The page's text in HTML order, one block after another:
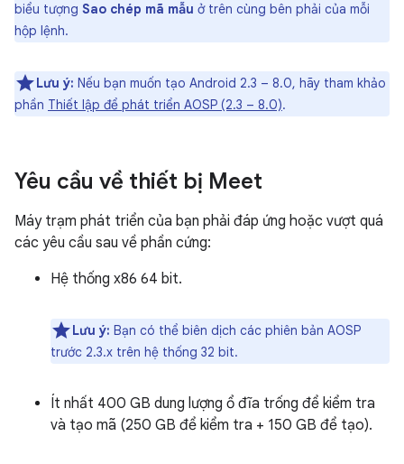
biểu tượng Sao chép mã mẫu ở trên cùng bên phải của mỗi
hộp lệnh.
Lưu ý: Nếu bạn muốn tạo Android 2.3 – 8.0, hãy tham khảo
phần Thiết lập để phát triển AOSP (2.3 – 8.0).
Yêu cầu về thiết bị Meet
Máy trạm phát triển của bạn phải đáp ứng hoặc vượt quá
các yêu cầu sau về phần cứng:
Hệ thống x86 64 bit.
Lưu ý: Bạn có thể biên dịch các phiên bản AOSP
trước 2.3.x trên hệ thống 32 bit.
Ít nhất 400 GB dung lượng ổ đĩa trống để kiểm tra
và tạo mã (250 GB để kiểm tra + 150 GB để tạo).